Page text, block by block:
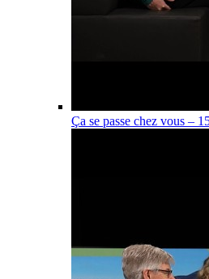
Ça se passe chez vous –